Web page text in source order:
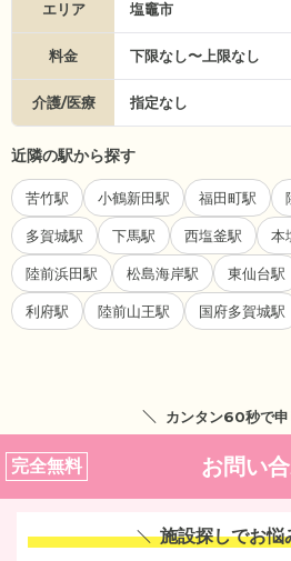
エリア 塩竈市
料金 下限なし〜上限なし
介護/医療 指定なし
近隣の駅から探す
苦竹駅 小鶴新田駅 福田町駅
多賀城駅 下馬駅 西塩釜駅 本
陸前浜田駅 松島海岸駅 東仙台駅
利府駅 陸前山王駅 国府多賀城駅
カンタン60秒で申
完全無料 お問い
施設探しでお悩